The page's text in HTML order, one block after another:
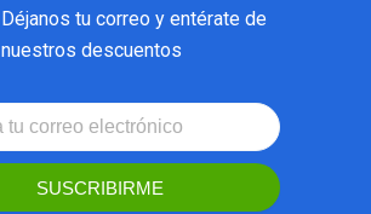
Déjanos tu correo y entérate de
nuestros descuentos
SUSCRIBIRME